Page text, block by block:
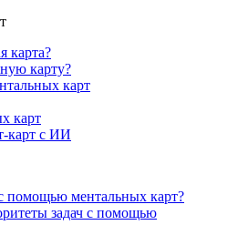
карта?
карту?
карт
карт
карт с ИИ
помощью ментальных карт?
задач с помощью